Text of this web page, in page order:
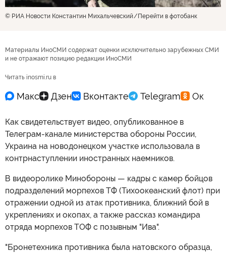
© РИА Новости Константин Михальчевский Перейти в фотобанк
Материалы ИноСМИ содержат оценки исключительно зарубежных СМИ
и не отражают позицию редакции ИноСМИ
Читать inosmi.ru в
Как свидетельствует видео, опубликованное в
Телеграм-канале министерства обороны России,
Украина на новодонецком участке использовала в
контрнаступлении иностранных наемников.
В видеоролике Минобороны — кадры с камер бойцов
подразделений морпехов ТФ (Тихоокеанский флот) при
отражении одной из атак противника, ближний бой в
укреплениях и окопах, а также рассказ командира
отряда морпехов ТОФ с позывным "Ива".
"Бронетехника противника была натовского образца,